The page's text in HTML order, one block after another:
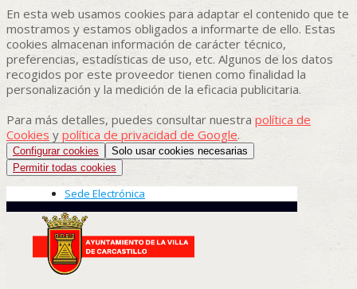
En esta web usamos cookies para adaptar el contenido que te
mostramos y estamos obligados a informarte de ello. Estas
cookies almacenan información de carácter técnico,
preferencias, estadísticas de uso, etc. Algunos de los datos
recogidos por este proveedor tienen como finalidad la
personalización y la medición de la eficacia publicitaria.
Para más detalles, puedes consultar nuestra política de
Cookies y política de privacidad de Google.
Configurar cookies
Solo usar cookies necesarias
Permitir todas cookies
Sede Electrónica